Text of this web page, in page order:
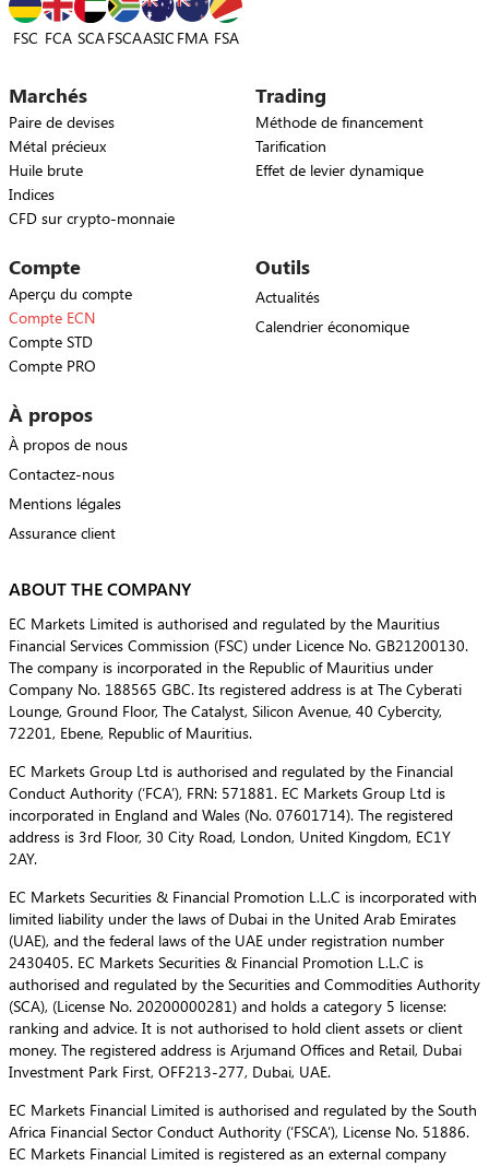
FSC FCA SCAFSCAASIC FMA FSA
Marchés
Paire de devises
Métal précieux
Huile brute
Indices
CFD sur crypto-monnaie
Trading
Méthode de financement
Tarification
Effet de levier dynamique
Compte
Aperçu du compte
Compte ECN
Compte STD
Compte PRO
Outils
Actualités
Calendrier économique
À propos
À propos de nous
Contactez-nous
Mentions légales
Assurance client
ABOUT THE COMPANY
EC Markets Limited is authorised and regulated by the Mauritius
Financial Services Commission (FSC) under Licence No. GB21200130.
The company is incorporated in the Republic of Mauritius under
Company No. 188565 GBC. Its registered address is at The Cyberati
Lounge, Ground Floor, The Catalyst, Silicon Avenue, 40 Cybercity,
72201, Ebene, Republic of Mauritius.
EC Markets Group Ltd is authorised and regulated by the Financial
Conduct Authority (‘FCA’), FRN: 571881. EC Markets Group Ltd is
incorporated in England and Wales (No. 07601714). The registered
address is 3rd Floor, 30 City Road, London, United Kingdom, EC1Y
2AY.
EC Markets Securities & Financial Promotion L.L.C is incorporated with
limited liability under the laws of Dubai in the United Arab Emirates
(UAE), and the federal laws of the UAE under registration number
2430405. EC Markets Securities & Financial Promotion L.L.C is
authorised and regulated by the Securities and Commodities Authority
(SCA), (License No. 20200000281) and holds a category 5 license:
ranking and advice. It is not authorised to hold client assets or client
money. The registered address is Arjumand Offices and Retail, Dubai
Investment Park First, OFF213-277, Dubai, UAE.
EC Markets Financial Limited is authorised and regulated by the South
Africa Financial Sector Conduct Authority (‘FSCA’), License No. 51886.
EC Markets Financial Limited is registered as an external company